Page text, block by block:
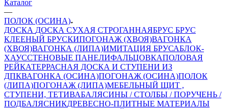
Каталог
—
ПОЛОК (ОСИНА)
ДОСКА ДОСКА СУХАЯ СТРОГАННАЯБРУС БРУС
КЛЕЕНЫЙ БРУСКИПОГОНАЖ (ХВОЯ)ВАГОНКА
(ХВОЯ)ВАГОНКА (ЛИПА)ИМИТАЦИЯ БРУСАБЛОК-
ХАУССТЕНОВЫЕ ПАНЕЛИФАЛЬЦОВКАПОЛОВАЯ
РЕЙКАТЕРРАСНАЯ ДОСКА И СТУПЕНИ ИЗ
ДПКВАГОНКА (ОСИНА)ПОГОНАЖ (ОСИНА)ПОЛОК
(ЛИПА)ПОГОНАЖ (ЛИПА)МЕБЕЛЬНЫЙ ЩИТ ,
СТУПЕНИ, ТЕТИВАБАЛЯСИНЫ / СТОЛБЫ / ПОРУЧЕНЬ /
ПОДБАЛЯСНИКДРЕВЕСНО-ПЛИТНЫЕ МАТЕРИАЛЫ